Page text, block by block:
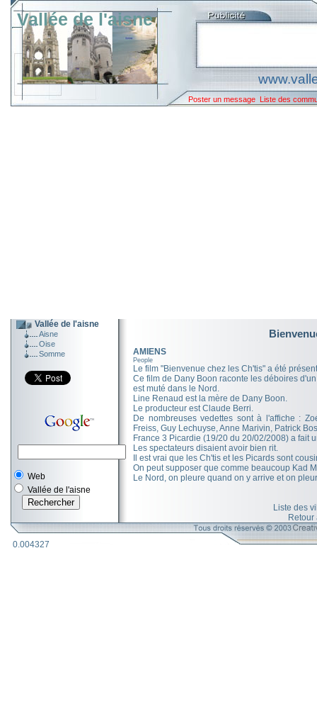
Vallée de l'aisne
Poster un message Liste des
Vallée de l'aisne
Aisne
Oise
Somme
Web
Vallée de l'aisne
AMIENS
People
Le film "Bienvenue chez les Ch'tis" a été
Ce film de Dany Boon raconte les déboires
est muté dans le Nord.
Line Renaud est la mère de Dany Boon.
Le producteur est Claude Berri.
De nombreuses vedettes sont à l'affiche :
Freiss, Guy Lechuyse, Anne Marivin, Patrick
France 3 Picardie (19/20 du 20/02/2008) a fait
Les spectateurs disaient avoir bien rit.
Il est vrai que les Ch'tis et les Picards sont
On peut supposer que comme beaucoup Kad
Le Nord, on pleure quand on y arrive et on
Liste des
Retour
0.004327